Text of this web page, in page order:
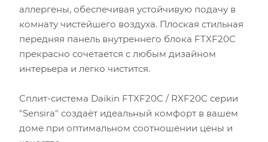
аллергены, обеспечивая устойчивую подачу в
комнату чистейшего воздуха. Плоская стильная
передняя панель внутреннего блока FTXF20C
прекрасно сочетается с любым дизайном
интерьера и легко чистится.
Cплит-система Daikin FTXF20C / RXF20C серии
"Sensira" создаёт идеальный комфорт в вашем
доме при оптимальном соотношении цены и